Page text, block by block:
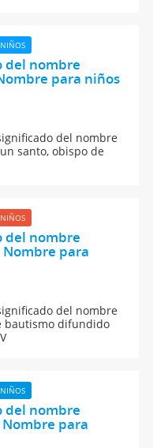
del nombre
para niños
del nombre
santo, obispo de
del nombre
para
del nombre
bautismo difundido
del nombre
para